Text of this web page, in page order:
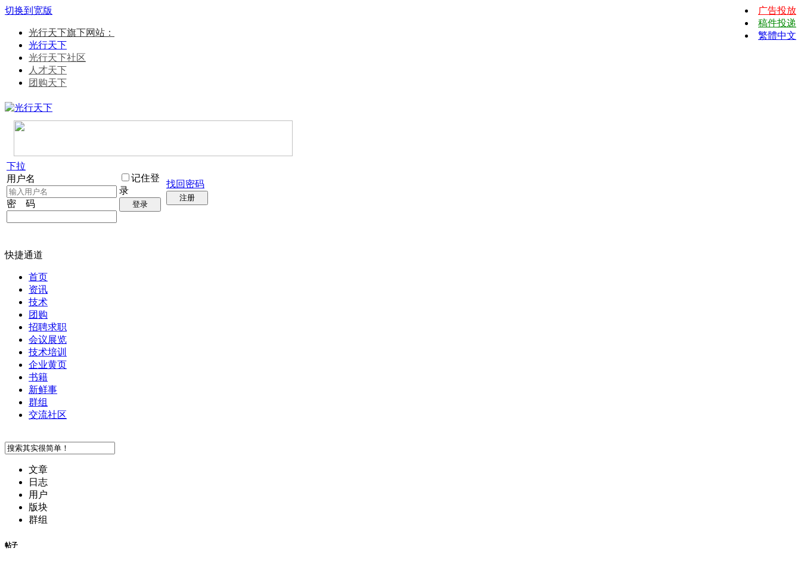
切换到宽版
广告投放
稿件投递
繁體中文
光行天下旗下网站：
光行天下
光行天下社区
人才天下
团购天下
下拉
用户名
密 码
记住登
录
登录
找回密码
注册
快捷通道
首页
资讯
技术
团购
招聘求职
会议展览
技术培训
企业黄页
书籍
新鲜事
群组
交流社区
文章
日志
用户
版块
群组
帖子